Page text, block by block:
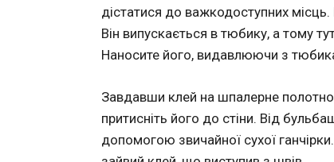
дістатися до важкодоступних
Він випускається в тюбику, а тому
Наносите його, видавлюючи з
Завдавши клей на шпалерне
притисніть його до стіни. Від
допомогою звичайної сухої